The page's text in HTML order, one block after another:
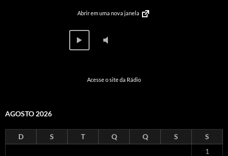
Abrir em uma nova janela
Acesse o site da Rádio
AGOSTO 2026
D S T Q Q S
S
1